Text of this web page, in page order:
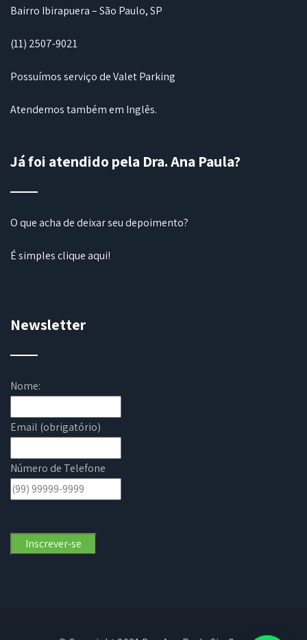
Bairro Ibirapuera – São Paulo, SP
(11) 2507-9021
Possuímos serviço de Valet Parking
Atendemos também em Inglês.
Já foi atendido pela Dra. Ana Paula?
O que acha de deixar seu depoimento?
É simplesclique aqui!
Newsletter
Nome:
Email (obrigatório)
Número de Telefone